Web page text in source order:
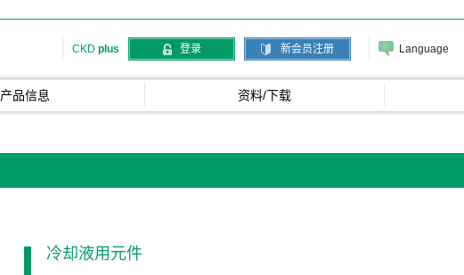
CKD plus 登录 新会员注册 Language
产品信息 资料/下载
冷却液用元件